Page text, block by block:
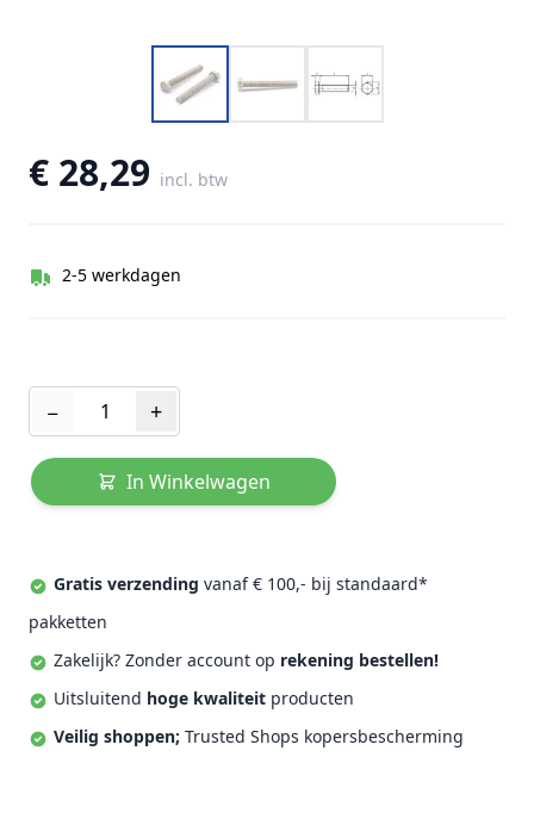
€ 28,29 incl. btw
2-5 werkdagen
− +
In Winkelwagen
Gratis verzending vanaf € 100,- bij standaard*
pakketten
Zakelijk? Zonder account op rekening bestellen!
Uitsluitend hoge kwaliteit producten
Veilig shoppen; Trusted Shops kopersbescherming